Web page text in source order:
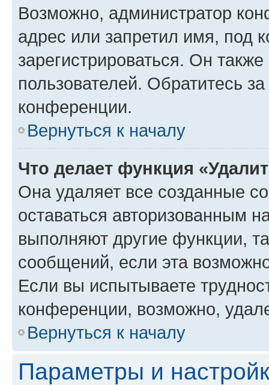
Возможно, администратор
адрес или запретил имя, под
зарегистрироваться. Он
пользователей. Обратитесь
конференции.
Вернуться к началу
Что делает функция
Она удаляет все созданные
оставаться авторизованным
выполняют другие функции,
сообщений, если эта
Если вы испытываете
конференции, возможно,
Вернуться к началу
Параметры и